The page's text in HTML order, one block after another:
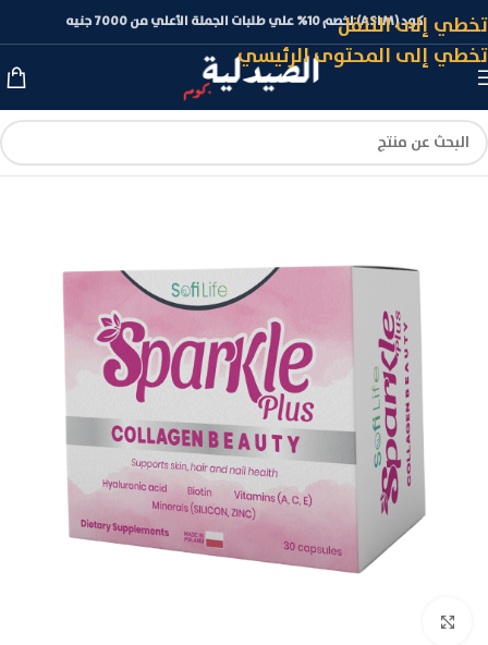
تخطي إلى التنقل
تخطي إلى المحتوى الرئيسي
كود (ASLM) لخصم 10% علي طلبات الجملة الأعلي من 7000 جنيه